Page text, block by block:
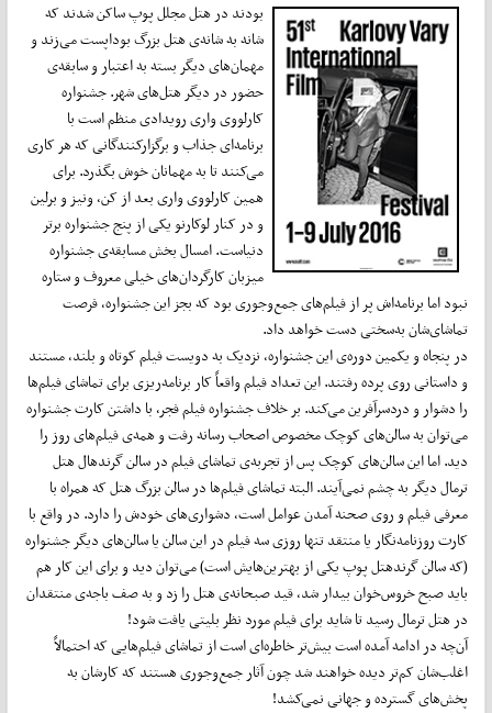
بودند در هتل مجلل پوپ ساکن شدند که
شانه به شانه‌ی هتل بزرگ بوداپست می‌زند و
مهمان‌های دیگر بسته به اعتبار و سابقه‌ی
حضور در دیگر هتل‌های شهر. جشنواره
کارلووی واری رویدادی منظم است با
برنامه‌ای جذاب و برگزارکنندگانی که هر کاری
می‌کنند تا به مهمانان خوش بگذرد. برای
همین کارلووی واری بعد از کن، ونیز و برلین
و در کنار لوکارنو یکی از پنج جشنواره برتر
دنیاست. امسال بخش مسابقه‌ی جشنواره
میزبان کارگردان‌های خیلی معروف و ستاره
نبود اما برنامه‌اش پر از فیلم‌های جمع‌وجوری بود که بجز این جشنواره، فرصت
تماشای‌شان به‌سختی دست خواهد داد.
در پنجاه و یکمین دوره‌ی این جشنواره، نزدیک به دویست فیلم کوتاه و بلند، مستند
و داستانی روی پرده رفتند. این تعداد فیلم واقعاً کار برنامه‌ریزی برای تماشای فیلم‌ها
را دشوار و دردسرآفرین می‌کند. بر خلاف جشنواره فیلم فجر، با داشتن کارت جشنواره
می‌توان به سالن‌های کوچک مخصوص اصحاب رسانه رفت و همه‌ی فیلم‌های روز را
دید. اما این سالن‌های کوچک پس از تجربه‌ی تماشای فیلم در سالن گرندهال هتل
ترمال دیگر به چشم نمی‌آیند. البته تماشای فیلم‌ها در سالن بزرگ هتل که همراه با
معرفی فیلم و روی صحنه آمدن عوامل است، دشواری‌های خودش را دارد. در واقع با
کارت روزنامه‌نگار یا منتقد تنها روزی سه فیلم در این سالن یا سالن‌های دیگر جشنواره
(که سالن گرندهتل پوپ یکی از بهترین‌هایش است) می‌توان دید و برای این کار هم
باید صبح خروس‌خوان بیدار شد، قید صبحانه‌ی هتل را زد و به صف باجه‌ی منتقدان
در هتل ترمال رسید تا شاید برای فیلم مورد نظر بلیتی یافت شود!
آن‌چه در ادامه آمده است بیش‌تر خاطره‌ای است از تماشای فیلم‌هایی که احتمالاً
اغلب‌شان کم‌تر دیده خواهند شد چون آثار جمع‌وجوری هستند که کارشان به
پخش‌های گسترده و جهانی نمی‌کشد!